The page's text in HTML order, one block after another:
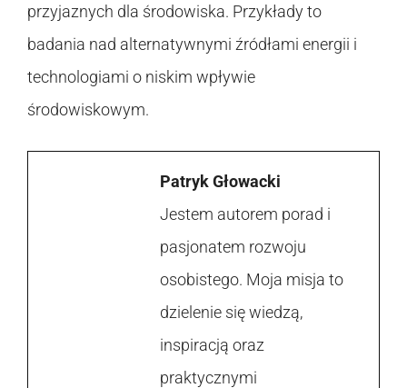
przyjaznych dla środowiska. Przykłady to
badania nad alternatywnymi źródłami energii i
technologiami o niskim wpływie
środowiskowym.
Patryk Głowacki
Jestem autorem porad i
pasjonatem rozwoju
osobistego. Moja misja to
dzielenie się wiedzą,
inspiracją oraz
praktycznymi